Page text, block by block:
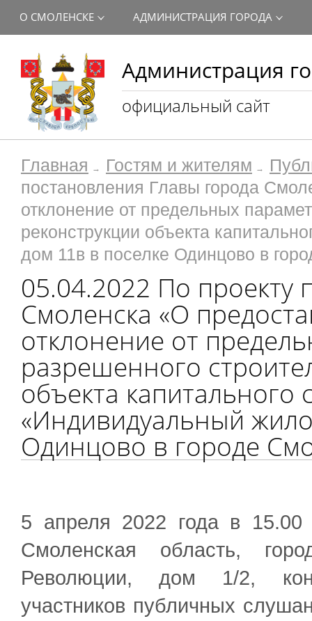
Администрация
официальный сайт
О СМОЛЕНСКЕ АДМИНИСТРАЦИЯ ГОРОДА
Главная Гостям и жителям
постановления Главы города
отклонение от предельных
реконструкции объекта
дом 11в в поселке Одинцово в
05.04.2022 По проекту
Смоленска «О
отклонение от
разрешенного
объекта капитального
«Индивидуальный
Одинцово в городе
5 апреля 2022 года в 15.00
Смоленская область,
Революции, дом 1/2,
участников публичных